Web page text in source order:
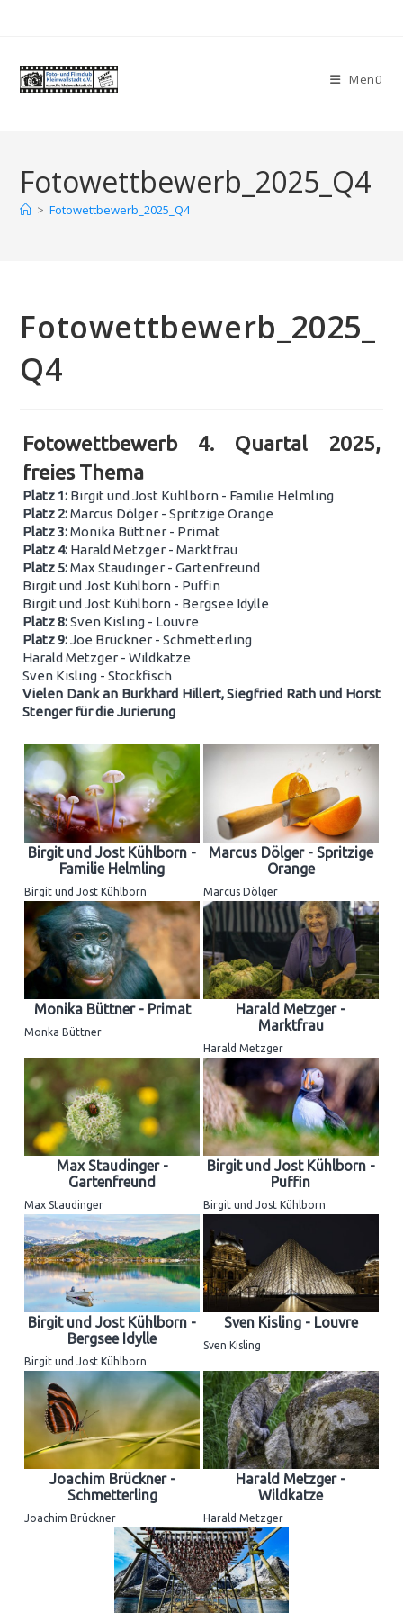
Menü
Fotowettbewerb_2025_Q4
> Fotowettbewerb_2025_Q4
Fotowettbewerb_2025_
Q4
Fotowettbewerb 4. Quartal 2025,
freies Thema
Platz 1: Birgit und Jost Kühlborn - Familie Helmling
Platz 2:Marcus Dölger - Spritzige Orange
Platz 3:Monika Büttner - Primat
Platz 4: Harald Metzger - Marktfrau
Platz 5:Max Staudinger - Gartenfreund
Birgit und Jost Kühlborn - Puffin
Birgit und Jost Kühlborn - Bergsee Idylle
Platz 8:Sven Kisling - Louvre
Platz 9:Joe Brückner - Schmetterling
Harald Metzger - Wildkatze
Sven Kisling - Stockfisch
Vielen Dank an Burkhard Hillert, Siegfried Rath und Horst
Stenger für die Jurierung
Birgit und Jost Kühlborn -
Familie Helmling
Birgit und Jost Kühlborn
Marcus Dölger - Spritzige
Orange
Marcus Dölger
Monika Büttner - Primat
Monka Büttner
Harald Metzger -
Marktfrau
Harald Metzger
Max Staudinger -
Gartenfreund
Max Staudinger
Birgit und Jost Kühlborn -
Puffin
Birgit und Jost Kühlborn
Birgit und Jost Kühlborn -
Bergsee Idylle
Birgit und Jost Kühlborn
Sven Kisling - Louvre
Sven Kisling
Joachim Brückner -
Schmetterling
Joachim Brückner
Harald Metzger -
Wildkatze
Harald Metzger